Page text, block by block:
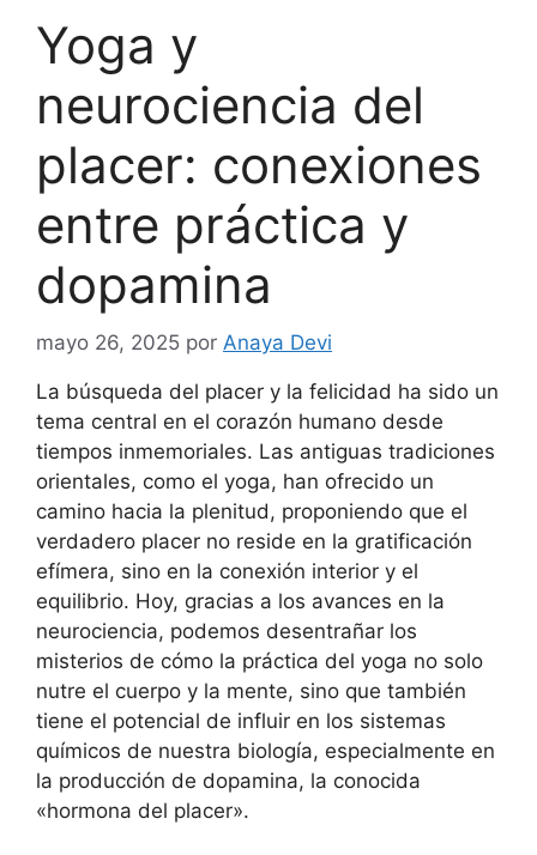
Yoga y
neurociencia del
placer: conexiones
entre práctica y
dopamina
mayo 26, 2025 por Anaya Devi
La búsqueda del placer y la felicidad ha sido un
tema central en el corazón humano desde
tiempos inmemoriales. Las antiguas tradiciones
orientales, como el yoga, han ofrecido un
camino hacia la plenitud, proponiendo que el
verdadero placer no reside en la gratificación
efímera, sino en la conexión interior y el
equilibrio. Hoy, gracias a los avances en la
neurociencia, podemos desentrañar los
misterios de cómo la práctica del yoga no solo
nutre el cuerpo y la mente, sino que también
tiene el potencial de influir en los sistemas
químicos de nuestra biología, especialmente en
la producción de dopamina, la conocida
«hormona del placer».